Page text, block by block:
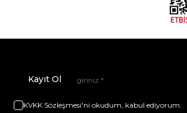
Kayıt Ol
KVKK Sözleşmesi'ni okudum, kabul ediyorum.